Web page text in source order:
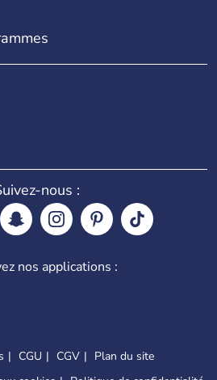
nous :
nos applications :
CGU CGV
Plan du site